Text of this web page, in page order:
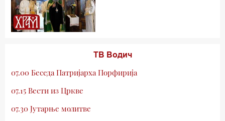
ТВ Водич
07.00 Беседа Патријарха Порфирија
07.15 Вести из Цркве
07.30 Јутарње молитве